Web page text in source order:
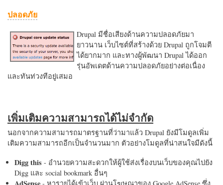
ปลอดภัย
Drupal มีชื่อเสียงด้านความปลอดภัยมา
ยาวนาน เว็บไซต์ที่สร้างด้วย Drupal ถูกโจมตี
ได้ยากมาก และทางผู้พัฒนา Drupal ได้ออก
รุ่นอัพเดตด้านความปลอดภัยอย่างต่อเนื่อง
และทันท่วงทีอยู่เสมอ
เพิ่มเติมความสามารถได้ไม่จำกัด
นอกจากความสามารถมาตรฐานที่ว่ามาแล้ว Drupal ยังมีโมดูลเพิ่ม
เติมความสามารถอีกเป็นจำนวนมาก ตัวอย่างโมดูลที่น่าสนใจมีดังนี้
Digg this - อำนวยความสะดวกให้ผู้ใช้ส่งเรื่องบนเว็บของคุณไปยัง
Digg และ social bookmark อื่นๆ